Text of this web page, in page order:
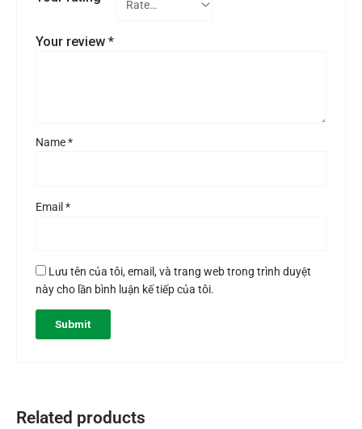
Your review *
Name*
Email *
Lưu tên của tôi, email, và trang web trong trình duyệt
này cho lần bình luận kế tiếp của tôi.
Related products